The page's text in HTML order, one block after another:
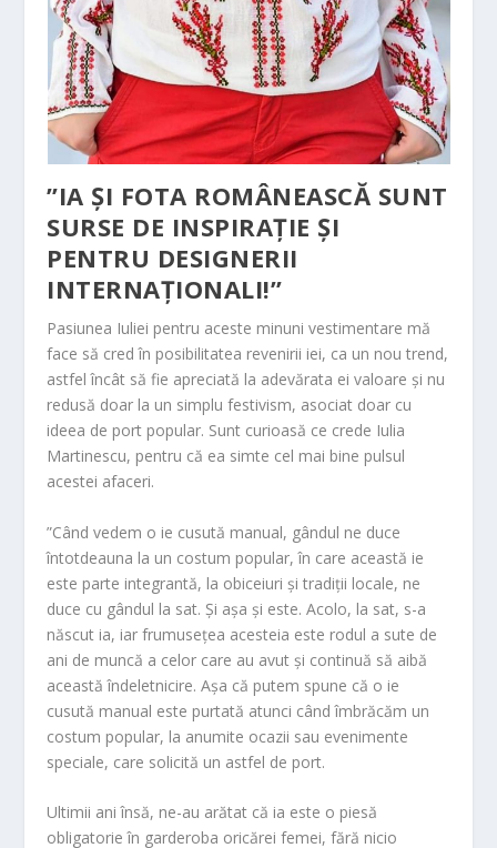
”IA ȘI FOTA ROMÂNEASCĂ SUNT
SURSE DE INSPIRAȚIE ȘI
PENTRU DESIGNERII
INTERNAȚIONALI!”
Pasiunea Iuliei pentru aceste minuni vestimentare mă
face să cred în posibilitatea revenirii iei, ca un nou trend,
astfel încât să fie apreciată la adevărata ei valoare și nu
redusă doar la un simplu festivism, asociat doar cu
ideea de port popular. Sunt curioasă ce crede Iulia
Martinescu, pentru că ea simte cel mai bine pulsul
acestei afaceri.
”Când vedem o ie cusută manual, gândul ne duce
întotdeauna la un costum popular, în care această ie
este parte integrantă, la obiceiuri și tradiții locale, ne
duce cu gândul la sat. Și așa și este. Acolo, la sat, s-a
născut ia, iar frumusețea acesteia este rodul a sute de
ani de muncă a celor care au avut şi continuă să aibă
această îndeletnicire. Așa că putem spune că o ie
cusută manual este purtată atunci când îmbrăcăm un
costum popular, la anumite ocazii sau evenimente
speciale, care solicită un astfel de port.
Ultimii ani însă, ne-au arătat că ia este o piesă
obligatorie în garderoba oricărei femei, fără nicio